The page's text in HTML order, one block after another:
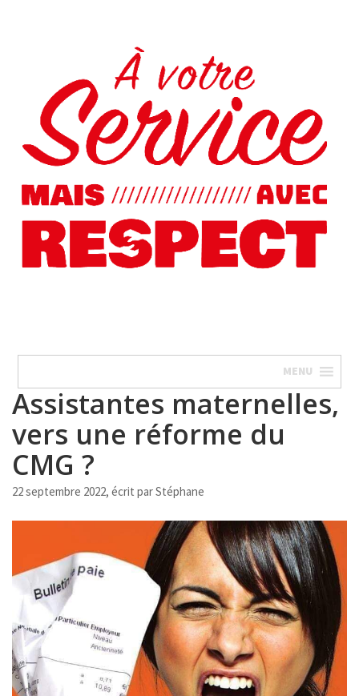
MENU
Assistantes maternelles,
vers une réforme du
CMG ?
22 septembre 2022, écrit parStéphane